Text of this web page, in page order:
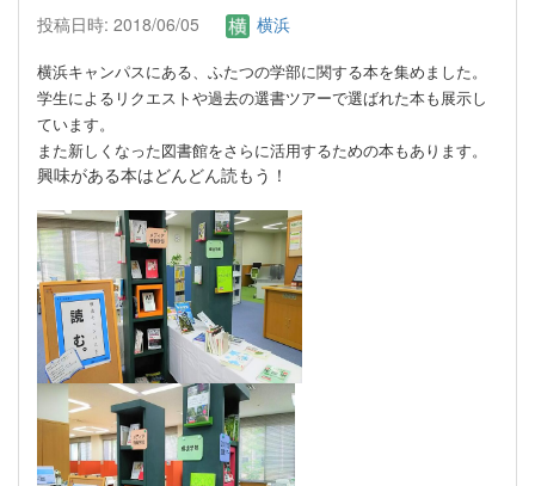
投稿日時: 2018/06/05 横浜
横浜キャンパスにある、ふたつの学部に関する本を集めました。
学生によるリクエストや過去の選書ツアーで選ばれた本も展示し
ています。
また新しくなった図書館をさらに活用するための本もあります。
興味がある本はどんどん読もう！